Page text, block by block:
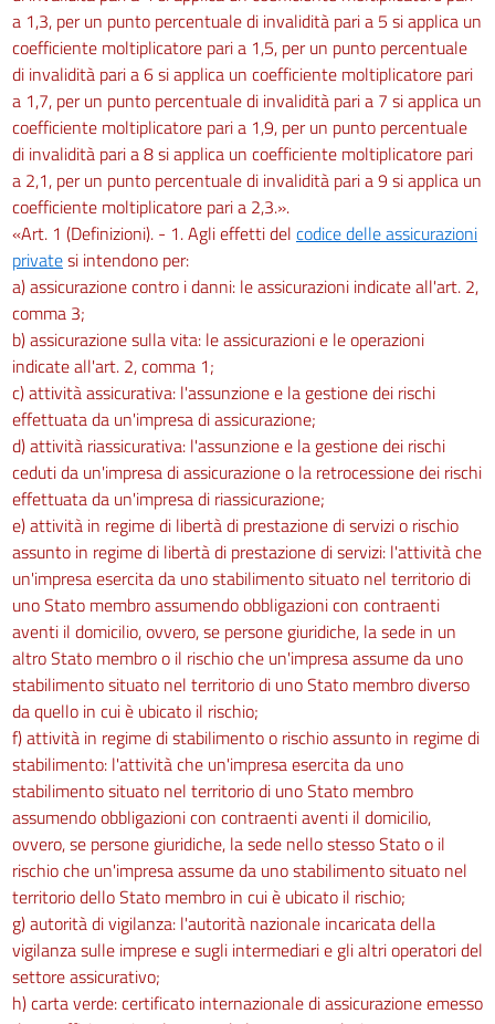
a 1,3, per un punto percentuale di invalidità pari a 5 si applica un
coefficiente moltiplicatore pari a 1,5, per un punto percentuale
di invalidità pari a 6 si applica un coefficiente moltiplicatore pari
a 1,7, per un punto percentuale di invalidità pari a 7 si applica un
coefficiente moltiplicatore pari a 1,9, per un punto percentuale
di invalidità pari a 8 si applica un coefficiente moltiplicatore pari
a 2,1, per un punto percentuale di invalidità pari a 9 si applica un
coefficiente moltiplicatore pari a 2,3.».
«Art. 1 (Definizioni). - 1. Agli effetti del codice delle assicurazioni
privatesi intendono per:
a) assicurazione contro i danni: le assicurazioni indicate all'art. 2,
comma 3;
b) assicurazione sulla vita: le assicurazioni e le operazioni
indicate all'art. 2, comma 1;
c) attività assicurativa: l'assunzione e la gestione dei rischi
effettuata da un'impresa di assicurazione;
d) attività riassicurativa: l'assunzione e la gestione dei rischi
ceduti da un'impresa di assicurazione o la retrocessione dei rischi
effettuata da un'impresa di riassicurazione;
e) attività in regime di libertà di prestazione di servizi o rischio
assunto in regime di libertà di prestazione di servizi: l'attività che
un'impresa esercita da uno stabilimento situato nel territorio di
uno Stato membro assumendo obbligazioni con contraenti
aventi il domicilio, ovvero, se persone giuridiche, la sede in un
altro Stato membro o il rischio che un'impresa assume da uno
stabilimento situato nel territorio di uno Stato membro diverso
da quello in cui è ubicato il rischio;
f) attività in regime di stabilimento o rischio assunto in regime di
stabilimento: l'attività che un'impresa esercita da uno
stabilimento situato nel territorio di uno Stato membro
assumendo obbligazioni con contraenti aventi il domicilio,
ovvero, se persone giuridiche, la sede nello stesso Stato o il
rischio che un'impresa assume da uno stabilimento situato nel
territorio dello Stato membro in cui è ubicato il rischio;
g) autorità di vigilanza: l'autorità nazionale incaricata della
vigilanza sulle imprese e sugli intermediari e gli altri operatori del
settore assicurativo;
h) carta verde: certificato internazionale di assicurazione emesso